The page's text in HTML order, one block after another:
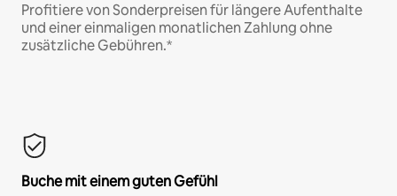
Profitiere von Sonderpreisen für längere Aufenthalte
und einer einmaligen monatlichen Zahlung ohne
zusätzliche Gebühren.*
Buche mit einem guten Gefühl